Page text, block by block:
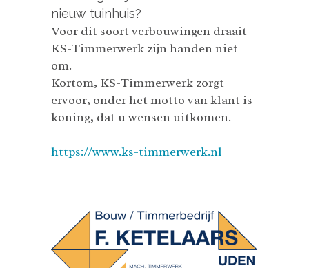
nieuw tuinhuis?
Voor dit soort verbouwingen draait
KS-Timmerwerk zijn handen niet
om.
Kortom, KS-Timmerwerk zorgt
ervoor, onder het motto van klant is
koning, dat u wensen uitkomen.
https://www.ks-timmerwerk.nl